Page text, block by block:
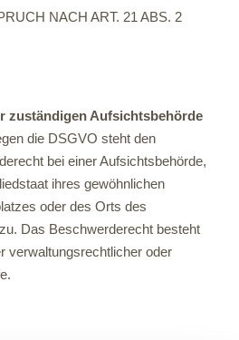
NACH ART. 21 ABS. 2
zuständigen Aufsichts­behörde
die DSGVO steht den
bei einer Aufsichtsbehörde,
ihres gewöhnlichen
oder des Orts des
Das Beschwerderecht besteht
verwaltungsrechtlicher oder